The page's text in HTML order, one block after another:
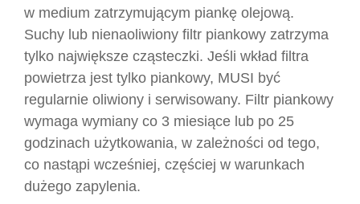
w medium zatrzymującym piankę olejową.
Suchy lub nienaoliwiony filtr piankowy zatrzyma
tylko największe cząsteczki. Jeśli wkład filtra
powietrza jest tylko piankowy, MUSI być
regularnie oliwiony i serwisowany. Filtr piankowy
wymaga wymiany co 3 miesiące lub po 25
godzinach użytkowania, w zależności od tego,
co nastąpi wcześniej, częściej w warunkach
dużego zapylenia.